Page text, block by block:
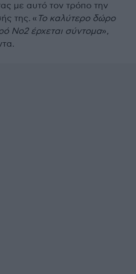
με αυτό τον τρόπο την
της. « Το καλύτερο δώρο
Νο2 έρχεται σύντομα»,